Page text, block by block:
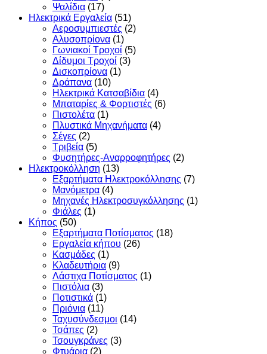
Ψαλίδια (17)
Ηλεκτρικά Εργαλεία (51)
Αεροσυμπιεστές (2)
Αλυσοπρίονα (1)
Γωνιακοί Τροχοί (5)
Δίδυμοι Τροχοί (3)
Δισκοπρίονα (1)
Δράπανα (10)
Ηλεκτρικά Κατσαβίδια (4)
Μπαταρίες & Φορτιστές (6)
Πιστολέτα (1)
Πλυστικά Μηχανήματα (4)
Σέγες (2)
Τριβεία (5)
Φυσητήρες-Αναρροφητήρες (2)
Ηλεκτροκόλληση (13)
Εξαρτήματα Ηλεκτροκόλλησης (7)
Μανόμετρα (4)
Μηχανές Ηλεκτροσυγκόλλησης (1)
Φιάλες (1)
Κήπος (50)
Εξαρτήματα Ποτίσματος (18)
Εργαλεία κήπου (26)
Κασμάδες (1)
Κλαδευτήρια (9)
Λάστιχα Ποτίσματος (1)
Πιστόλια (3)
Ποτιστικά (1)
Πριόνια (11)
Ταχυσύνδεσμοι (14)
Τσάπες (2)
Τσουγκράνες (3)
Φτυάρια (2)